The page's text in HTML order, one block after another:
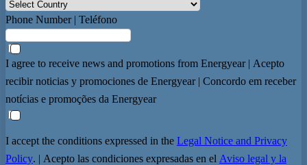
Phone Number | Teléfono
I agree to receive news and promotions from Energyear | Acepto
recibir noticias y promociones de Energyear | Concordo em receber
notícias e promoções da Energyear
I accept the conditions expressed in the Legal Notice and Privacy
Policy. | Acepto las condiciones expresadas en el Aviso legal y la